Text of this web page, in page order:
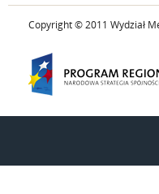
Copyright © 2011 Wydział